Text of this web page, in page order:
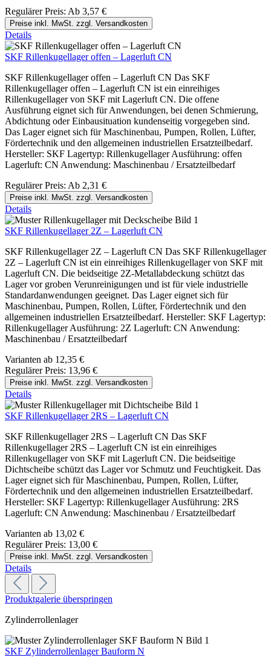
Regulärer Preis: Ab 3,57 €
Preise inkl. MwSt. zzgl. Versandkosten
Details
SKF Rillenkugellager offen – Lagerluft CN
SKF Rillenkugellager offen – Lagerluft CN Das SKF
Rillenkugellager offen – Lagerluft CN ist ein einreihiges
Rillenkugellager von SKF mit Lagerluft CN. Die offene
Ausführung eignet sich für Anwendungen, bei denen Schmierung,
Abdichtung oder Einbausituation kundenseitig vorgegeben sind.
Das Lager eignet sich für Maschinenbau, Pumpen, Rollen, Lüfter,
Fördertechnik und den allgemeinen industriellen Ersatzteilbedarf.
Hersteller: SKF Lagertyp: Rillenkugellager Ausführung: offen
Lagerluft: CN Anwendung: Maschinenbau / Ersatzteilbedarf
Regulärer Preis: Ab 2,31 €
Preise inkl. MwSt. zzgl. Versandkosten
Details
SKF Rillenkugellager 2Z – Lagerluft CN
SKF Rillenkugellager 2Z – Lagerluft CN Das SKF Rillenkugellager
2Z – Lagerluft CN ist ein einreihiges Rillenkugellager von SKF mit
Lagerluft CN. Die beidseitige 2Z-Metallabdeckung schützt das
Lager vor groben Verunreinigungen und ist für viele industrielle
Standardanwendungen geeignet. Das Lager eignet sich für
Maschinenbau, Pumpen, Rollen, Lüfter, Fördertechnik und den
allgemeinen industriellen Ersatzteilbedarf. Hersteller: SKF Lagertyp:
Rillenkugellager Ausführung: 2Z Lagerluft: CN Anwendung:
Maschinenbau / Ersatzteilbedarf
Varianten ab 12,35 €
Regulärer Preis: 13,96 €
Preise inkl. MwSt. zzgl. Versandkosten
Details
SKF Rillenkugellager 2RS – Lagerluft CN
SKF Rillenkugellager 2RS – Lagerluft CN Das SKF
Rillenkugellager 2RS – Lagerluft CN ist ein einreihiges
Rillenkugellager von SKF mit Lagerluft CN. Die beidseitige
Dichtscheibe schützt das Lager vor Schmutz und Feuchtigkeit. Das
Lager eignet sich für Maschinenbau, Pumpen, Rollen, Lüfter,
Fördertechnik und den allgemeinen industriellen Ersatzteilbedarf.
Hersteller: SKF Lagertyp: Rillenkugellager Ausführung: 2RS
Lagerluft: CN Anwendung: Maschinenbau / Ersatzteilbedarf
Varianten ab 13,02 €
Regulärer Preis: 13,00 €
Preise inkl. MwSt. zzgl. Versandkosten
Details
Produktgalerie überspringen
Zylinderrollenlager
SKF Zylinderrollenlager Bauform N